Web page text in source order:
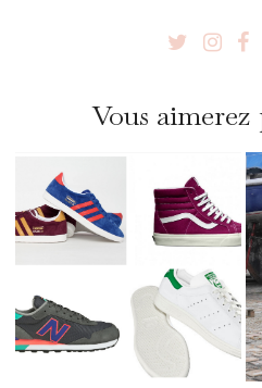
Vous aimerez